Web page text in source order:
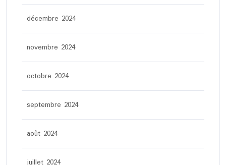
décembre 2024
novembre 2024
octobre 2024
septembre 2024
août 2024
juillet 2024